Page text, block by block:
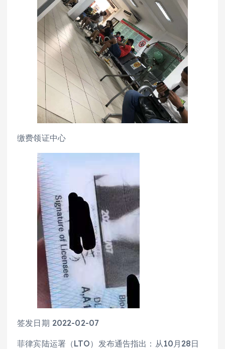
缴费领证中心
签发日期 2022-02-07
菲律宾陆运署（LTO）发布通告指出：从10月28日